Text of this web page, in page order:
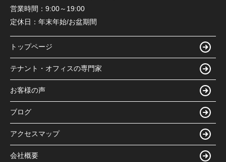
営業時間： 9:00～19:00
定休日： 年末年始/お盆期間
トップページ
テナント・オフィスの専門家
お客様の声
ブログ
アクセスマップ
会社概要